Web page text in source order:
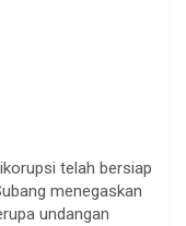
telah bersiap
menegaskan
undangan